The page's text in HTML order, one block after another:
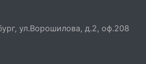
ул.Ворошилова, д.2, оф.208